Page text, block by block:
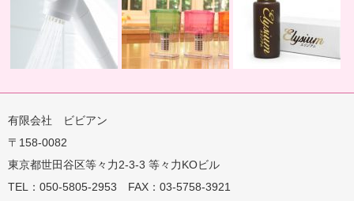
用地球の恵みを シャワー
有限会社 ビビアン
〒158-0082
東京都世田谷区等々力2-3-3 等々力KOビル
TEL：050-5805-2953 FAX：03-5758-3921